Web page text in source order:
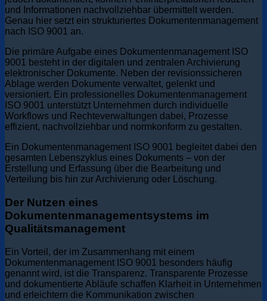
und Informationen nachvollziehbar übermittelt werden.
Genau hier setzt ein strukturiertes Dokumentenmanagement
nach ISO 9001 an.
Die primäre Aufgabe eines Dokumentenmanagement ISO
9001 besteht in der digitalen und zentralen Archivierung
elektronischer Dokumente. Neben der revisionssicheren
Ablage werden Dokumente verwaltet, gelenkt und
versioniert. Ein professionelles Dokumentenmanagement
ISO 9001 unterstützt Unternehmen durch individuelle
Workflows und Rechteverwaltungen dabei, Prozesse
effizient, nachvollziehbar und normkonform zu gestalten.
Ein Dokumentenmanagement ISO 9001 begleitet dabei den
gesamten Lebenszyklus eines Dokuments – von der
Erstellung und Erfassung über die Bearbeitung und
Verteilung bis hin zur Archivierung oder Löschung.
Der Nutzen eines
Dokumentenmanagementsystems im
Qualitätsmanagement
Ein Vorteil, der im Zusammenhang mit einem
Dokumentenmanagement ISO 9001 besonders häufig
genannt wird, ist die Transparenz. Transparente Prozesse
und dokumentierte Abläufe schaffen Klarheit in Unternehmen
und erleichtern die Kommunikation zwischen